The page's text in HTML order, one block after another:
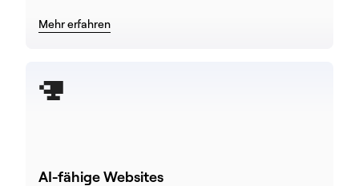
Mehr erfahren
AI-fähige Websites